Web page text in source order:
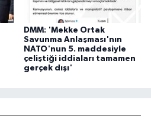
DMM: 'Mekke Ortak
Savunma Anlaşması'nın
NATO'nun 5. maddesiyle
çeliştiği iddiaları tamamen
gerçek dışı'